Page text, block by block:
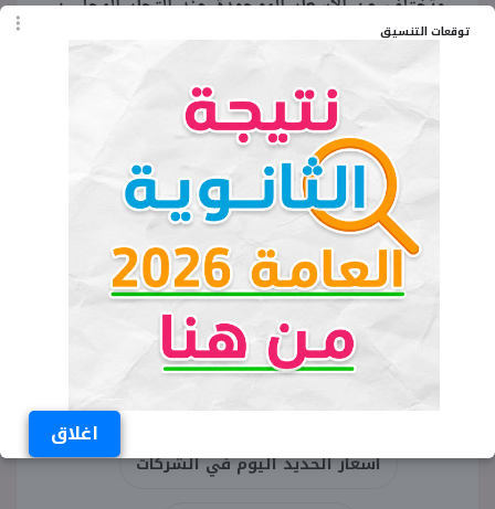
توقعات التنسيق
اغلاق
إلى جانب أن الأسعار الموجودة في هذا التقرير عند
تجار الجملة، وقد تختلف عن الأسعار داخل
المحافظات.
وربما تختلف الأسعار المذكورة في هذا التقرير من
محافظة لأخرى، حيث يزيد سعر الطن بحد أقصى
200 جنيه في المحافظات البعيدة عن مواقع
التصنيع.
الكلمات المفتاحية
اسعار الحديد اليوم في الشركات